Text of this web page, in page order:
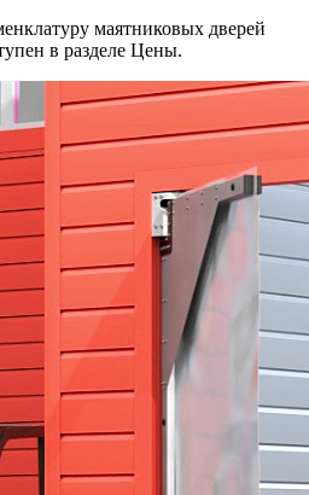
маятниковых дверей
в разделе Цены.